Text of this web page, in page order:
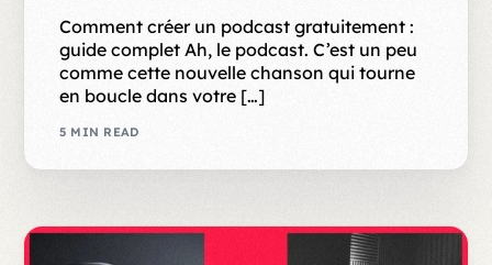
Comment créer un podcast gratuitement :
guide complet Ah, le podcast. C’est un peu
comme cette nouvelle chanson qui tourne
en boucle dans votre […]
5 MIN READ